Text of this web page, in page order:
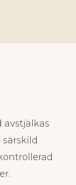
avstjälkas